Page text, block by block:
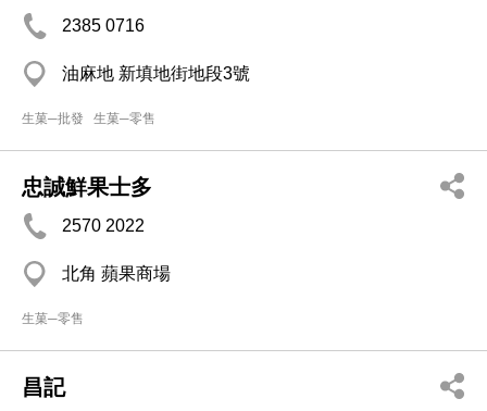
2385 0716
油麻地 新填地街地段3號
生菓─批發 生菓─零售
忠誠鮮果士多
2570 2022
北角 蘋果商場
生菓─零售
昌記